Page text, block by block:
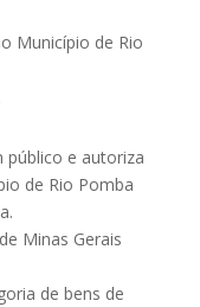
Município de Rio
público e autoriza
de Rio Pomba
Minas Gerais
de bens de